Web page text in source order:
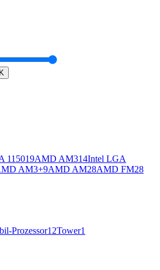
115019AMD AM314Intel LGA
AM3+9AMD AM28AMD FM28
Prozessor12Tower1